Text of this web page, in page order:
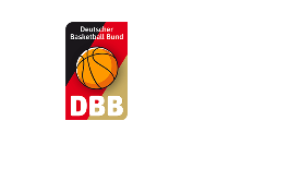
Suchvorschläge